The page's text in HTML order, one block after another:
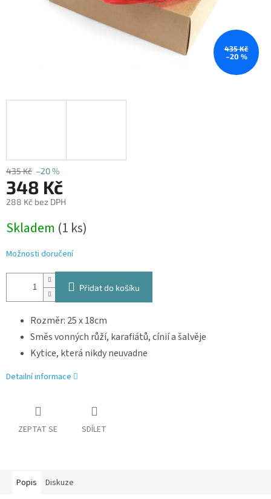
435 Kč
–20 %
435 Kč –20 %
348 Kč
288 Kč bez DPH
cena:
Skladem (1 ks)
Možnosti doručení
Přidat do košíku
Rozměr: 25 x 18cm
Směs vonných růží, karafiátů, cínií a šalvěje
Kytice, která nikdy neuvadne
Detailní informace
ZEPTAT SE SDÍLET
Popis Diskuze